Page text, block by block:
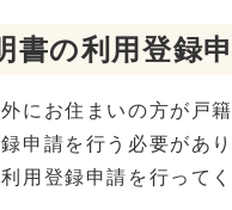
書の利用登録
にお住まいの方が戸
申請を行う必要があ
用登録申請を行ってく